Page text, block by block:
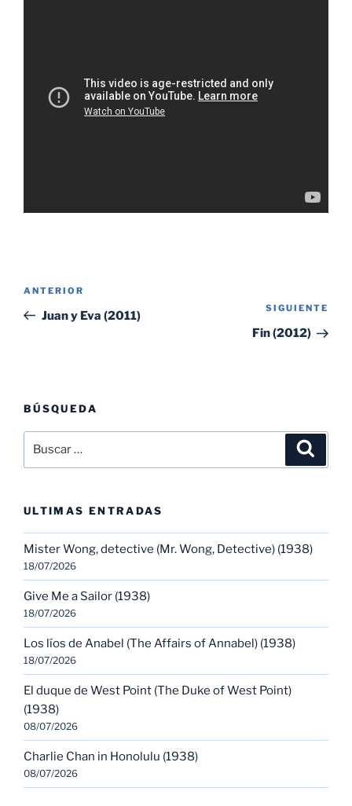
entradas
Entrada
anterior:
ANTERIOR
Juan y Eva (2011)
SIGUIENTE
Fin (2012)
BÚSQUEDA
por:
ULTIMAS ENTRADAS
Mister Wong, detective (Mr. Wong, Detective) (1938)
18/07/2026
Give Me a Sailor (1938)
18/07/2026
Los líos de Anabel (The Affairs of Annabel) (1938)
18/07/2026
El duque de West Point (The Duke of West Point)
(1938)
08/07/2026
Charlie Chan in Honolulu (1938)
08/07/2026